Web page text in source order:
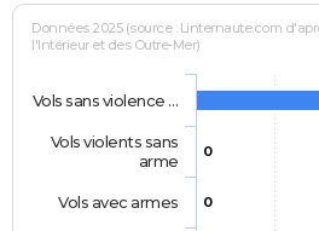
Données 2025 (source : Linternaute.com
l'Intérieur et des Outre-Mer)
0
0
Vols sans violence …
Vols violents sans
arme
Vols avec armes